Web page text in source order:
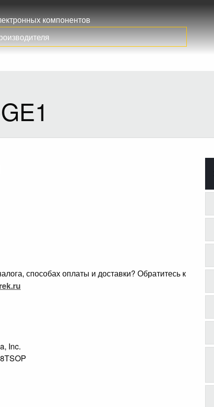
компонентов
способах оплаты и доставки? Обратитесь к
Inc.